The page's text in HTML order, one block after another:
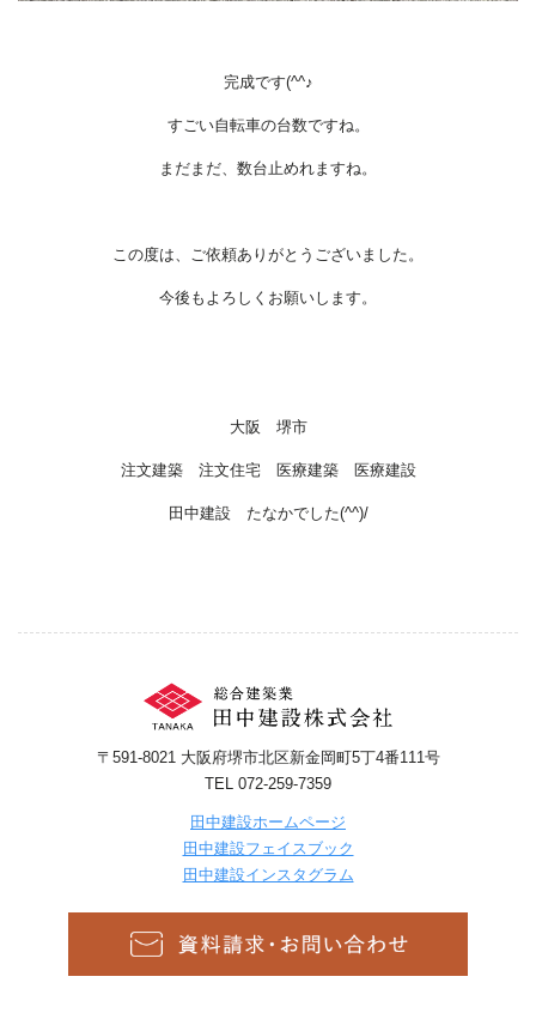
完成です(^^♪
すごい自転車の台数ですね。
まだまだ、数台止めれますね。
この度は、ご依頼ありがとうございました。
今後もよろしくお願いします。
大阪 堺市
注文建築 注文住宅 医療建築 医療建設
田中建設 たなかでした(^^)/
〒591-8021 大阪府堺市北区新金岡町5丁4番111号
TEL 072-259-7359
田中建設ホームページ
田中建設フェイスブック
田中建設インスタグラム